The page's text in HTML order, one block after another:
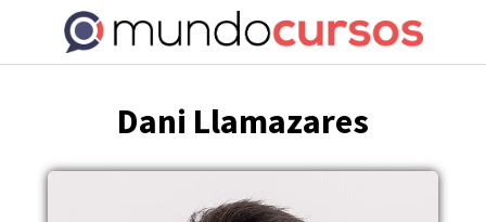
contenido
Dani Llamazares